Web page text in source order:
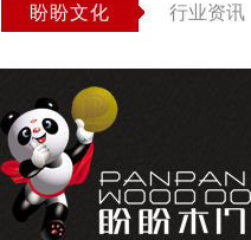
盼盼文化 行业资讯